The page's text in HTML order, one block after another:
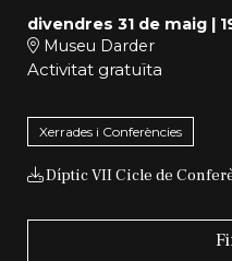
divendres 31 de maig|
Museu Darder
Activitat gratuïta
Xerrades i Conferències
Díptic VII Cicle de